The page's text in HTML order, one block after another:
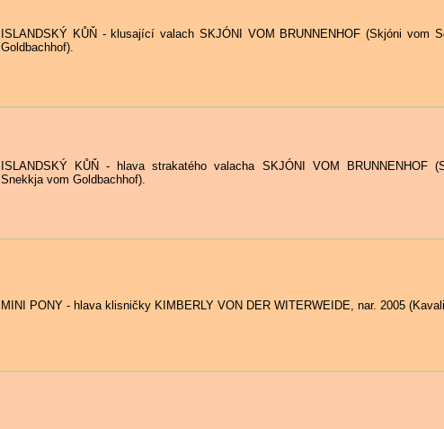
ISLANDSKÝ KŮŇ - klusající valach SKJÓNI VOM BRUNNENHOF (Skjóni vom
Goldbachhof).
ISLANDSKÝ KŮŇ - hlava strakatého valacha SKJÓNI VOM BRUNNENHOF
Snekkja vom Goldbachhof).
MINI PONY - hlava klisničky KIMBERLY VON DER WITERWEIDE, nar. 2005